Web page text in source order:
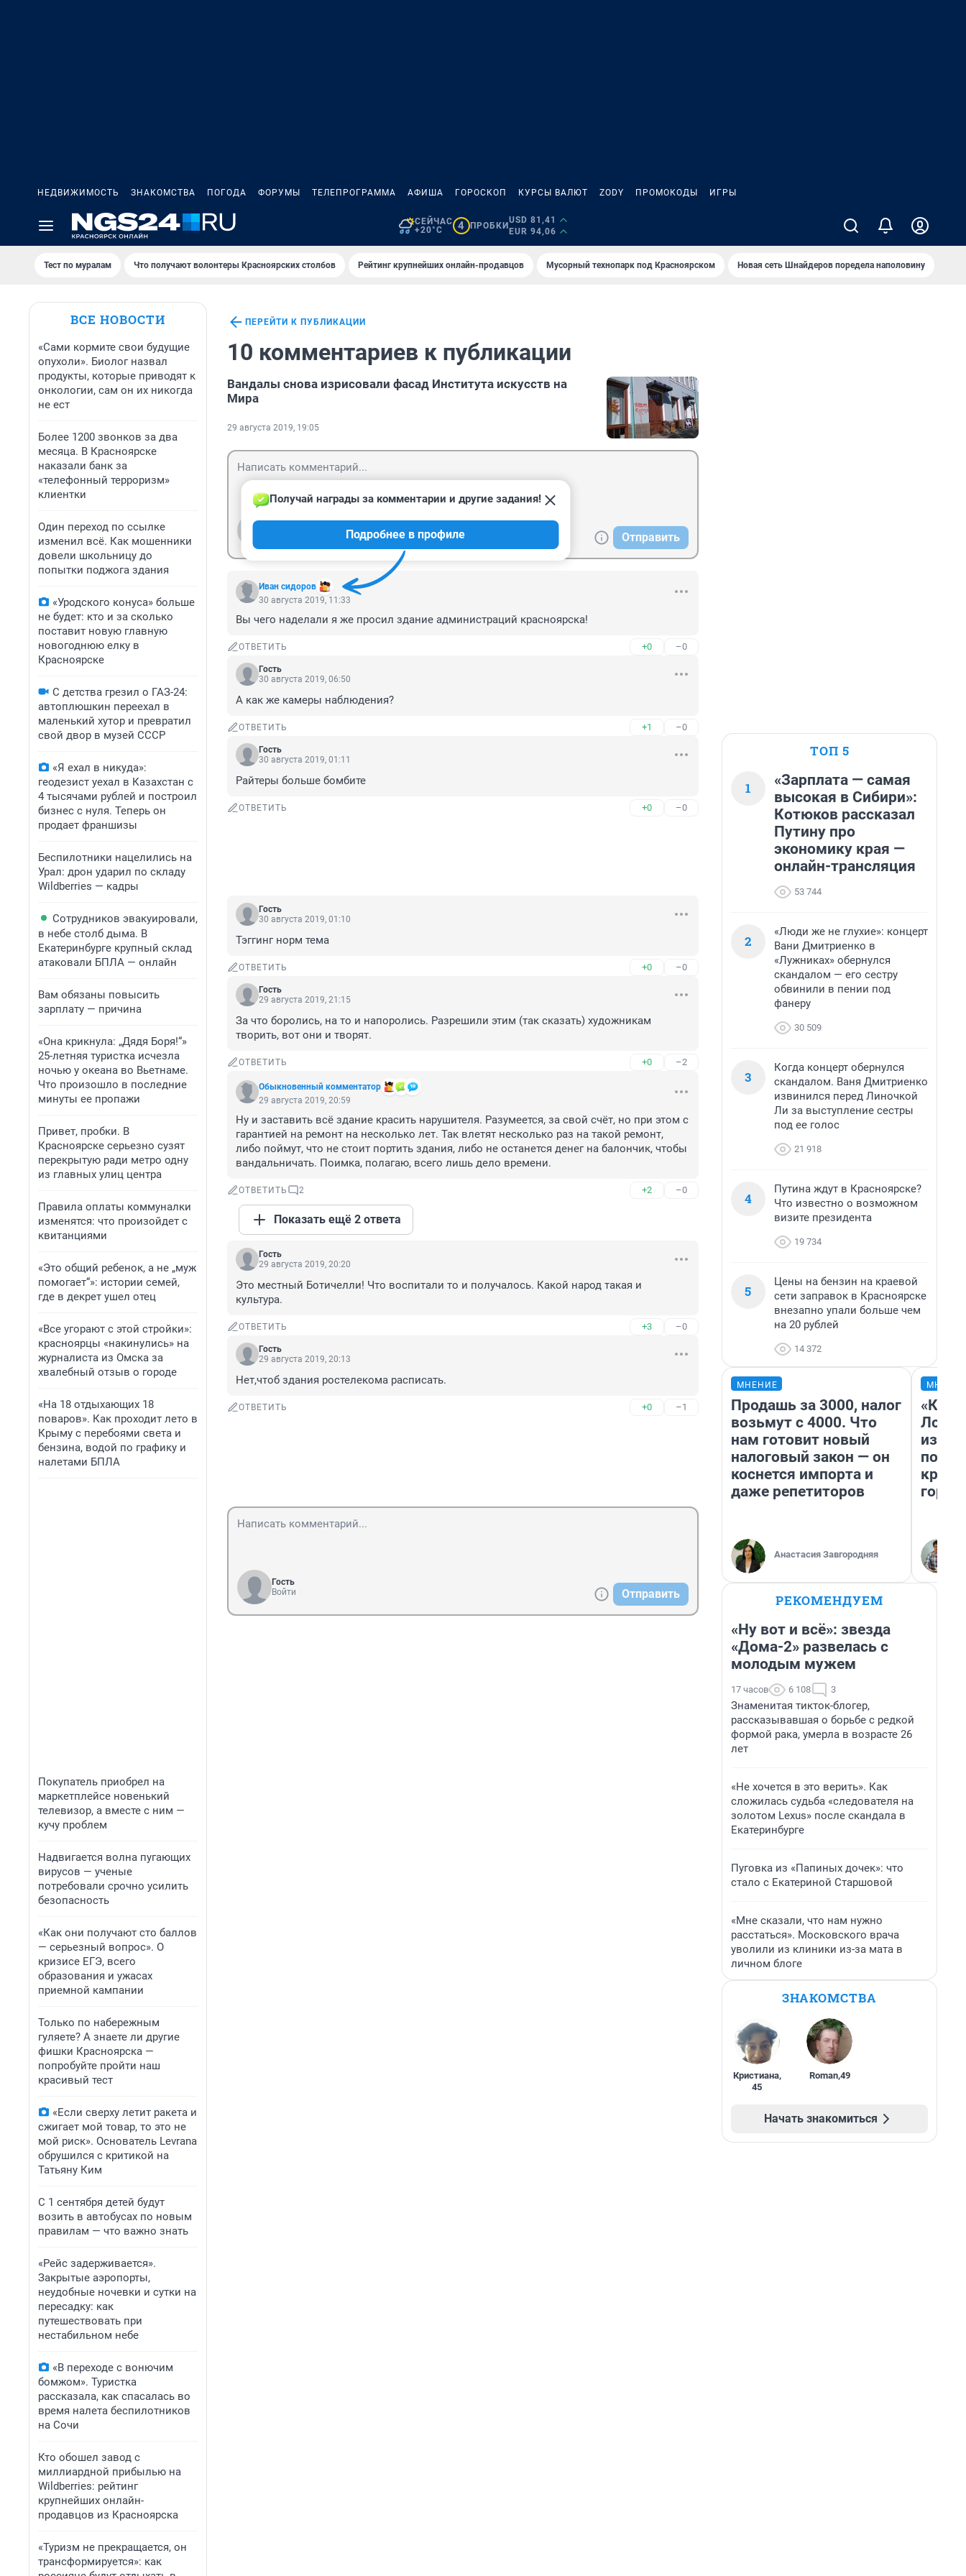
НЕДВИЖИМОСТЬ ЗНАКОМСТВА ПОГОДА ФОРУМЫ ТЕЛЕПРОГРАММА АФИША ГОРОСКОП КУРСЫ ВАЛЮТ ZODY ПРОМОКОДЫ ИГРЫ
СЕЙЧАС
+20°C
4 ПРОБКИ
USD 81,41
EUR 94,06
Тест по мурaлaм Что получают волонтеры Красноярских столбов Рейтинг крупнейших онлайн-продавцов Мусорный технопарк под Крaсноярском Новая сеть Шнайдеров поредела наполовину
ВСЕ НОВОСТИ
«Сами кормите свои будущие
опухоли». Биолог назвал
продукты, которые приводят к
онкологии, сам он их никогда
не ест
Более 1200 звонков за два
месяца. В Красноярске
наказали банк за
«телефонный терроризм»
клиентки
Один переход по ссылке
изменил всё. Как мошенники
довели школьницу до
попытки поджога здания
«Уродского конуса» больше
не будет: кто и за сколько
поставит новую главную
новогоднюю елку в
Красноярске
С детства грезил о ГАЗ-24:
автоплюшкин переехал в
маленький хутор и превратил
свой двор в музей СССР
«Я ехал в никуда»:
геодезист уехал в Казахстан с
4 тысячами рублей и построил
бизнес с нуля. Теперь он
продает франшизы
Беспилотники нацелились на
Урал: дрон ударил по складу
Wildberries — кадры
Сотрудников эвакуировали,
в небе столб дыма. В
Екатеринбурге крупный склад
атаковали БПЛА — онлайн
Вам обязаны повысить
зарплату — причина
«Она крикнула: „Дядя Боря!“»
25-летняя туристка исчезла
ночью у океана во Вьетнаме.
Что произошло в последние
минуты ее пропажи
Привет, пробки. В
Красноярске серьезно сузят
перекрытую ради метро одну
из главных улиц центра
Правила оплаты коммуналки
изменятся: что произойдет с
квитанциями
«Это общий ребенок, а не „муж
помогает“»: истории семей,
где в декрет ушел отец
«Все угорают с этой стройки»:
красноярцы «накинулись» на
журналиста из Омска за
хвалебный отзыв о городе
«На 18 отдыхающих 18
поваров». Как проходит лето в
Крыму с перебоями света и
бензина, водой по графику и
налетами БПЛА
Покупатель приобрел на
маркетплейсе новенький
телевизор, а вместе с ним —
кучу проблем
Надвигается волна пугающих
вирусов — ученые
потребовали срочно усилить
безопасность
«Как они получают сто баллов
— серьезный вопрос». О
кризисе ЕГЭ, всего
образования и ужасах
приемной кампании
Только по набережным
гуляете? А знаете ли другие
фишки Красноярска —
попробуйте пройти наш
красивый тест
«Если сверху летит ракета и
сжигает мой товар, то это не
мой риск». Основатель Levrana
обрушился с критикой на
Татьяну Ким
С 1 сентября детей будут
возить в автобусах по новым
правилам — что важно знать
«Рейс задерживается».
Закрытые аэропорты,
неудобные ночевки и сутки на
пересадку: как
путешествовать при
нестабильном небе
«В переходе с вонючим
бомжом». Туристка
рассказала, как спасалась во
время налета беспилотников
на Сочи
Кто обошел завод с
миллиардной прибылью на
Wildberries: рейтинг
крупнейших онлайн-
продавцов из Красноярска
«Туризм не прекращается, он
трансформируется»: как
ПЕРЕЙТИ К ПУБЛИКАЦИИ
10 комментариев к публикации
Вандалы снова изрисовали фасад Института искусств на
Мира
29 августа 2019, 19:05
Отправить
Иван сидоров
Получай награды за комментарии и другие задания!
Подробнее в профиле
30 августа 2019, 11:33
Вы чего наделали я же просил здание администраций красноярска!
ОТВЕТИТЬ +0 –0
Гость
30 августа 2019, 06:50
А как же камеры наблюдения?
ОТВЕТИТЬ +1 –0
Гость
30 августа 2019, 01:11
Райтеры больше бомбите
ОТВЕТИТЬ +0 –0
Гость
30 августа 2019, 01:10
Тэггинг норм тема
ОТВЕТИТЬ +0 –0
Гость
29 августа 2019, 21:15
За что боролись, на то и напоролись. Разрешили этим (так сказать) художникам
творить, вот они и творят.
ОТВЕТИТЬ +0 –2
Обыкновенный комментатор
29 августа 2019, 20:59
Ну и заставить всё здание красить нарушителя. Разумеется, за свой счёт, но при этом с
гарантией на ремонт на несколько лет. Так влетят несколько раз на такой ремонт,
либо поймут, что не стоит портить здания, либо не останется денег на балончик, чтобы
вандальничать. Поимка, полагаю, всего лишь дело времени.
ОТВЕТИТЬ 2 +2 –0
Показать ещё 2 ответа
Гость
29 августа 2019, 20:20
Это местный Ботичелли! Что воспитали то и получалось. Какой народ такая и
культура.
ОТВЕТИТЬ +3 –0
Гость
29 августа 2019, 20:13
Нет,чтоб здания ростелекома расписать.
ОТВЕТИТЬ +0 –1
Гость
Войти
Отправить
ТОП 5
1
«Зарплата — самая
высокая в Сибири»:
Котюков рассказал
Путину про
экономику края —
онлайн-трансляция
53 744
2
«Люди же не глухие»: концерт
Вани Дмитриенко в
«Лужниках» обернулся
скандалом — его сестру
обвинили в пении под
фанеру
30 509
3
Когда концерт обернулся
скандалом. Ваня Дмитриенко
извинился перед Линочкой
Ли за выступление сестры
под ее голос
21 918
4
Путина ждут в Красноярске?
Что известно о возможном
визите президента
19 734
5
Цены на бензин на краевой
сети заправок в Красноярске
внезапно упали больше чем
на 20 рублей
14 372
МНЕНИЕ
Продашь за 3000, налог
возьмут с 4000. Что
нам готовит новый
налоговый закон — он
коснется импорта и
даже репетиторов
Анастасия Завгородняя
«Как
из
круче
РЕКОМЕНДУЕМ
«Ну вот и всё»: звезда
«Дома-2» развелась с
молодым мужем
17 часов 6 108 3
Знаменитая тикток-блогер,
рассказывавшая о борьбе с редкой
формой рака, умерла в возрасте 26
лет
«Не хочется в это верить». Как
сложилась судьба «следователя на
золотом Lexus» после скандала в
Екатеринбурге
Пуговка из «Папиных дочек»: что
стало с Екатериной Старшовой
«Мне сказали, что нам нужно
расстаться». Московского врача
уволили из клиники из-за мата в
личном блоге
ЗНАКОМСТВА
Кристиана,
45
Roman,49
Начать знакомиться